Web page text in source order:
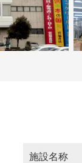
施設名称